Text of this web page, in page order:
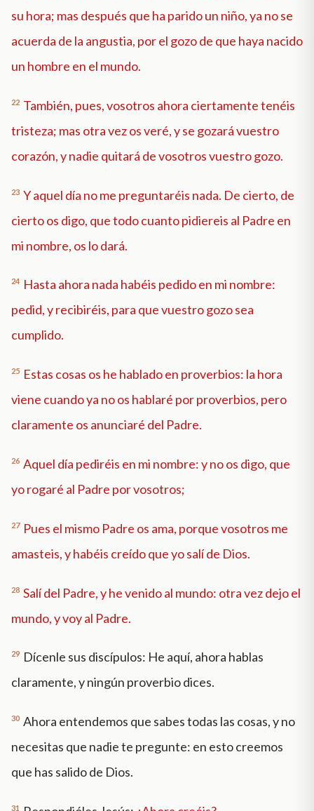
su hora; mas después que ha parido un niño, ya no se
acuerda de la angustia, por el gozo de que haya nacido
un hombre en el mundo.
22 También, pues, vosotros ahora ciertamente tenéis
tristeza; mas otra vez os veré, y se gozará vuestro
corazón, y nadie quitará de vosotros vuestro gozo.
23 Y aquel día no me preguntaréis nada. De cierto, de
cierto os digo, que todo cuanto pidiereis al Padre en
mi nombre, os lo dará.
24 Hasta ahora nada habéis pedido en mi nombre:
pedid, y recibiréis, para que vuestro gozo sea
cumplido.
25 Estas cosas os he hablado en proverbios: la hora
viene cuando ya no os hablaré por proverbios, pero
claramente os anunciaré del Padre.
26 Aquel día pediréis en mi nombre: y no os digo, que
yo rogaré al Padre por vosotros;
27 Pues el mismo Padre os ama, porque vosotros me
amasteis, y habéis creído que yo salí de Dios.
28 Salí del Padre, y he venido al mundo: otra vez dejo el
mundo, y voy al Padre.
29 Dícenle sus discípulos: He aquí, ahora hablas
claramente, y ningún proverbio dices.
30 Ahora entendemos que sabes todas las cosas, y no
necesitas que nadie te pregunte: en esto creemos
que has salido de Dios.
31